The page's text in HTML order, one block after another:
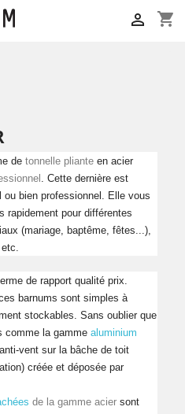
shopping_cart

de tonnelle pliante en acier
. Cette dernière est
ou bien professionnel. Elle vous
rapidement pour différentes
(mariage, baptême, fêtes...),
de rapport qualité prix.
barnums sont simples à
stockables. Sans oublier que
comme la gamme aluminium
vent sur la bâche de toit
créée et déposée par
de la gamme acier sont